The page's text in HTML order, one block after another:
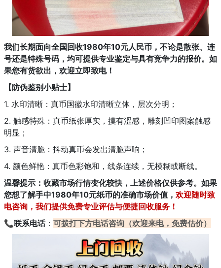
我们长期面向全国回收1980年10元人民币，不论是散张、连
号还是特殊号码，均可提供专业鉴定与具有竞争力的报价。如
果您有货欲出，欢迎立即致电！
【防伪鉴别小贴士】
1. 水印清晰：真币国徽水印清晰立体，层次分明；
2. 触感特殊：真币纸张厚实，摸有涩感，雕刻凹印图案触感
明显；
3. 声音清脆：抖动真币会发出清脆声响；
4. 颜色鲜艳：真币色彩饱和，线条连续，无模糊或断线。
温馨提示： 收藏市场行情变化较快，上述价格仅供参考。如果
您想了解手中1980年10元纸币的准确市场价值， 欢迎随时致
电咨询，我们提供免费专业评估与便捷回收服务！
📞联系电话： 可拨打下方电话咨询（欢迎来电，免费估价）